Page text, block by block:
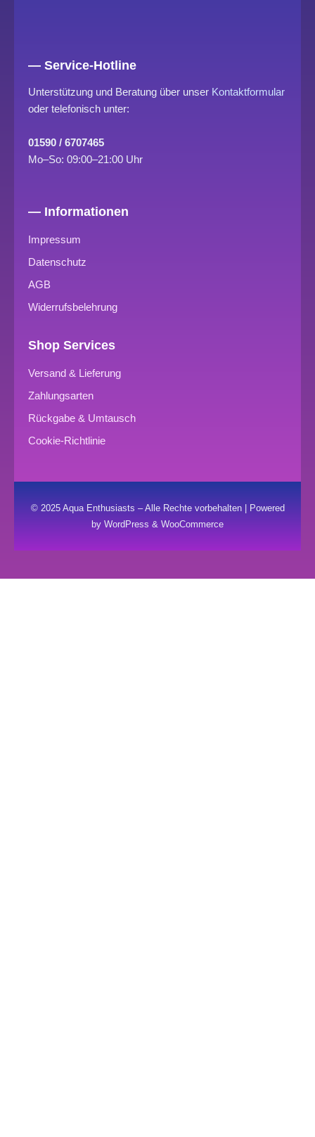
— Service-Hotline
Unterstützung und Beratung über unser Kontaktformular
oder telefonisch unter:
01590 / 6707465
Mo–So: 09:00–21:00 Uhr
— Informationen
Impressum
Datenschutz
AGB
Widerrufsbelehrung
Shop Services
Versand & Lieferung
Zahlungsarten
Rückgabe & Umtausch
Cookie-Richtlinie
© 2025 Aqua Enthusiasts – Alle Rechte vorbehalten | Powered
by WordPress & WooCommerce